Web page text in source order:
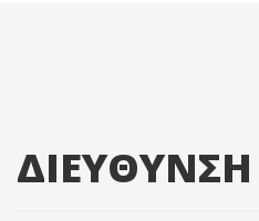
ΔΙΕΥΘΥΝΣΗ